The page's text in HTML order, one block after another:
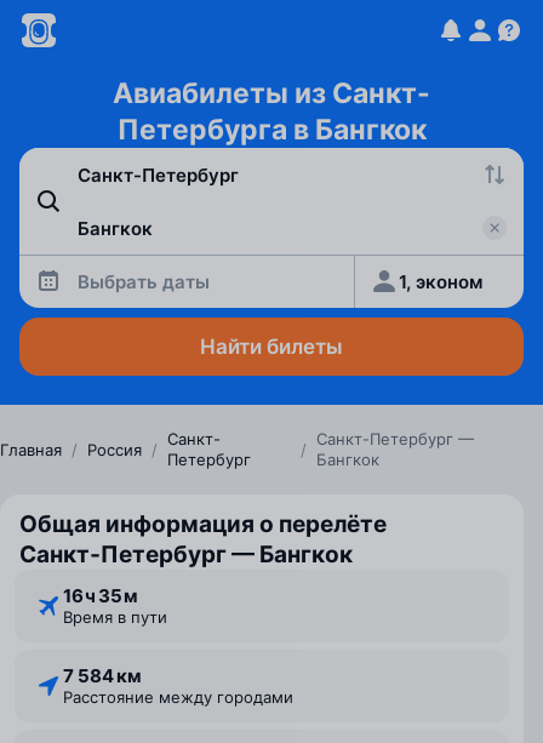
Авиабилеты из Санкт-
Петербурга в Бангкок
Выбрать даты 1, эконом
Найти билеты
Главная / Россия /
Санкт-
Петербург
/
Санкт-Петербург —
Бангкок
Общая информация о перелёте
Санкт‑Петербург — Бангкок
16 ⁠ч 35 ⁠м
Время в пути
7 584 км
Расстояние между городами